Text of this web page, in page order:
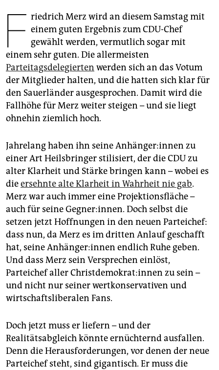
genossenschaft
epaper login
F riedrich Merz wird an diesem Samstag mit
einem guten Ergebnis zum CDU-Chef
gewählt werden, vermutlich sogar mit
einem sehr guten. Die allermeisten
Parteitagsdelegierten werden sich an das Votum
der Mitglieder halten, und die hatten sich klar für
den Sauerländer ausgesprochen. Damit wird die
Fallhöhe für Merz weiter steigen – und sie liegt
ohnehin ziemlich hoch.
Jahrelang haben ihn seine An­hän­ge­r:in­nen zu
einer Art Heilsbringer stilisiert, der die CDU zu
alter Klarheit und Stärke bringen kann – wobei es
dieersehnte alte Klarheit in Wahrheit nie gab.
Merz war auch immer eine Projektionsfläche –
auch für seine Geg­ne­r:in­nen. Doch selbst die
setzen jetzt Hoffnungen in den neuen Parteichef:
dass nun, da Merz es im dritten Anlauf geschafft
hat, seine An­hän­ge­r:in­nen endlich Ruhe geben.
Und dass Merz sein Versprechen einlöst,
Parteichef aller Christ­de­mo­kra­t:in­nen zu sein –
und nicht nur seiner wertkonservativen und
wirtschaftsliberalen Fans.
Doch jetzt muss er liefern – und der
Realitätsabgleich könnte ernüchternd ausfallen.
Denn die Herausforderungen, vor denen der neue
Parteichef steht, sind gigantisch. Er muss die